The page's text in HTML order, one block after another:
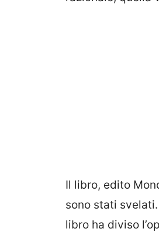
Il libro, edito
sono stati
libro ha diviso